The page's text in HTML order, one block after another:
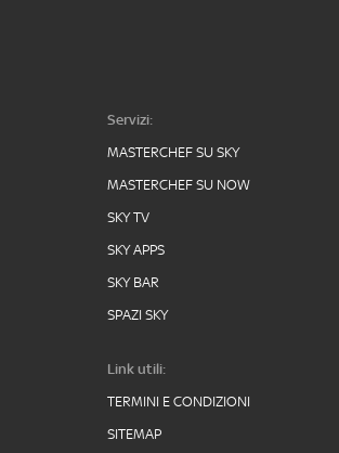
Servizi:
MASTERCHEF SU SKY
MASTERCHEF SU NOW
SKY TV
SKY APPS
SKY BAR
SPAZI SKY
Link utili:
TERMINI E CONDIZIONI
SITEMAP